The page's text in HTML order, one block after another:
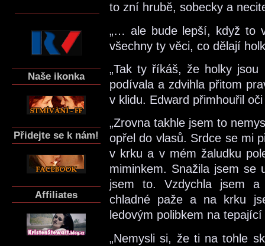
Naše ikonka
Přidejte se k nám!
Affiliates
to zní hrubě, sobecky a
„… ale bude lepší, když to
všechny ty věci, co dělají
„Tak ty říkáš, že holky jsou
podívala a zdvihla přitom
v klidu. Edward přimhouřil
„Zrovna takhle jsem to
opřel do vlasů. Srdce se mi
v krku a v mém žaludku
miminkem. Snažila jsem se
jsem to. Vzdychla jsem a
chladné paže a na krku
ledovým polibkem na
„Nemysli si, že ti na tohle